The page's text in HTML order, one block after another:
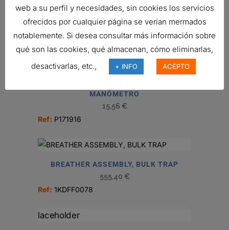
MAN?METRO
Ref:P563297
MANÓMETRO
15,56 €
Ref: P171916
BREATHER ASSEMBLY, BULK TRAP
555,40 €
Ref: 1KDFF0078
web a su perfil y necesidades, sin cookies los servicios
ofrecidos por cualquier página se verían mermados
notablemente. Si desea consultar más información sobre
qué son las cookies, qué almacenan, cómo eliminarlas,
desactivarlas, etc.,
+ INFO ACEPTO